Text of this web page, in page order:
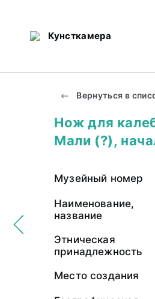
Кунсткамера
Вернуться в
Нож для
Мали (?),
Музейный номер
Наименование,
название
Этническая
принадлежность
Место создания